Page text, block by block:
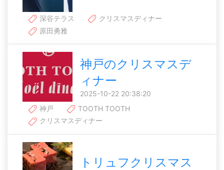
深谷テラス
クリスマスディナー
原田勇雅
神戸のクリスマスデ
ィナー
2025-10-22 20:38:20
神戸
TOOTH TOOTH
クリスマスディナー
トリュフクリスマス